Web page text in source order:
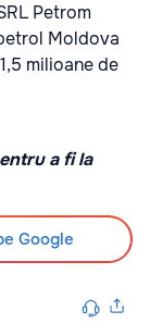
Petrom
Moldova
milioane de
a fi la
Google